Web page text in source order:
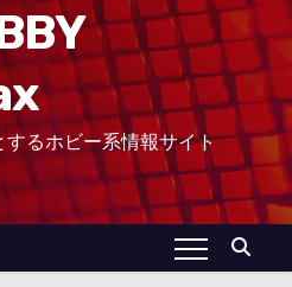
るホビー系情報サイト